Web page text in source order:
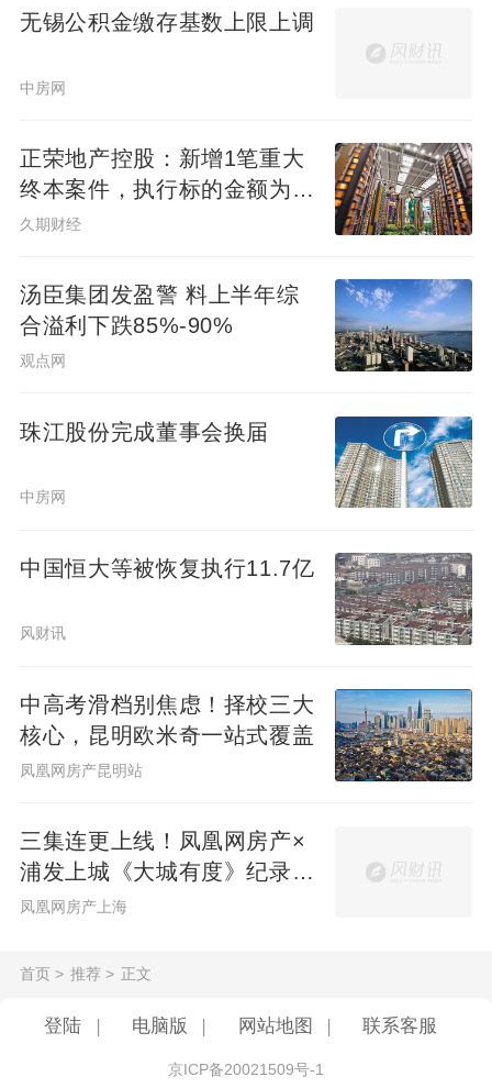
无锡公积金缴存基数上限上调
中房网
正荣地产控股：新增1笔重大
终本案件，执行标的金额为
4.73亿元
久期财经
汤臣集团发盈警 料上半年综
合溢利下跌85%-90%
观点网
珠江股份完成董事会换届
中房网
中国恒大等被恢复执行11.7亿
风财讯
中高考滑档别焦虑！择校三大
核心，昆明欧米奇一站式覆盖
凤凰网房产昆明站
三集连更上线！凤凰网房产×
浦发上城《大城有度》纪录片
见证一座百万方大城生长
凤凰网房产上海
首页 > 推荐 > 正文
登陆 电脑版 网站地图 联系客服
京ICP备20021509号-1